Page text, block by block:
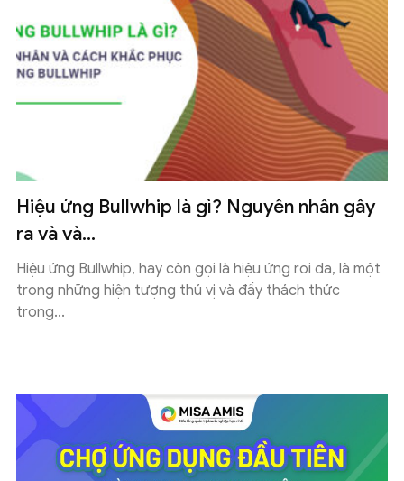
Hiệu ứng Bullwhip là gì? Nguyên nhân gây
ra và và...
Hiệu ứng Bullwhip, hay còn gọi là hiệu ứng roi da, là một
trong những hiện tượng thú vị và đầy thách thức
trong...